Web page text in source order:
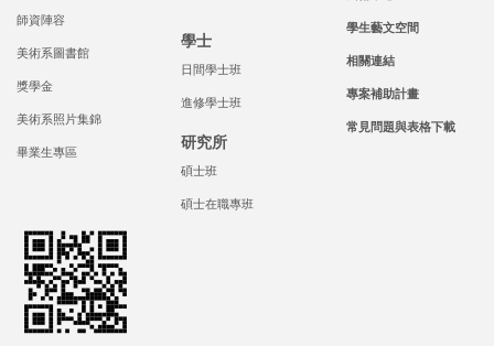
師資陣容
美術系圖書館
獎學金
美術系照片集錦
畢業生專區
學士
日間學士班
進修學士班
研究所
碩士班
碩士在職專班
學生藝文空間
相關連結
專案補助計畫
常見問題與表格下載